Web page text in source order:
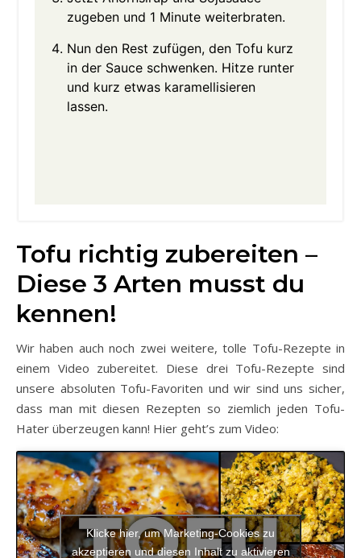
zugeben und 1 Minute weiterbraten.
Nun den Rest zufügen, den Tofu kurz
in der Sauce schwenken. Hitze runter
und kurz etwas karamellisieren
lassen.
Tofu richtig zubereiten –
Diese 3 Arten musst du
kennen!
Wir haben auch noch zwei weitere, tolle Tofu-Rezepte in
einem Video zubereitet. Diese drei Tofu-Rezepte sind
unsere absoluten Tofu-Favoriten und wir sind uns sicher,
dass man mit diesen Rezepten so ziemlich jeden Tofu-
Hater überzeugen kann! Hier geht’s zum Video:
Klicke hier, um Marketing-Cookies zu
akzeptieren und diesen Inhalt zu aktivieren